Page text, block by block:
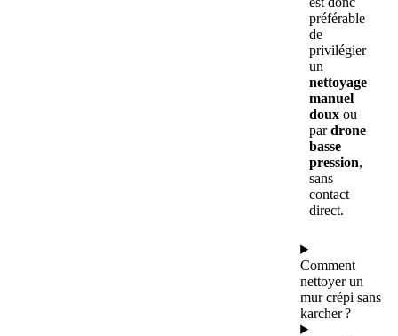
préférable
de
privilégier
un
nettoyage
manuel
doux ou
pardrone
basse
pression,
sans
contact
direct.
Comment
nettoyer un
mur crépi sans
karcher ?